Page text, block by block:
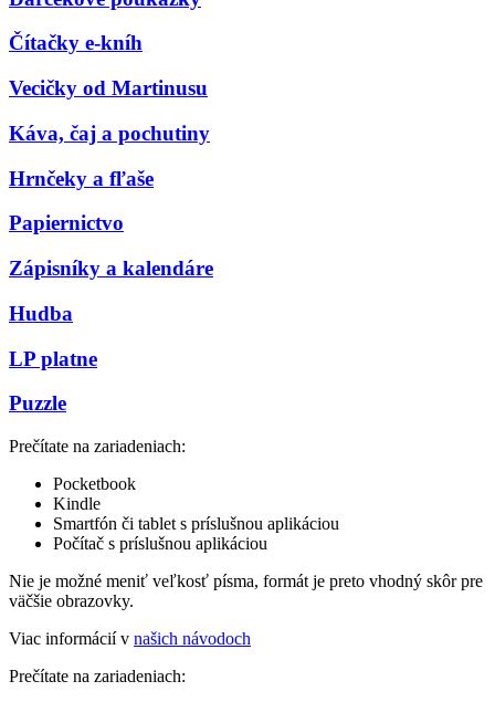
Čítačky e-kníh
Vecičky od Martinusu
Káva, čaj a pochutiny
Hrnčeky a fľaše
Papiernictvo
Zápisníky a kalendáre
Hudba
LP platne
Puzzle
Prečítate na zariadeniach:
Pocketbook
Kindle
Smartfón či tablet s príslušnou aplikáciou
Počítač s príslušnou aplikáciou
Nie je možné meniť veľkosť písma, formát je preto vhodný skôr pre
väčšie obrazovky.
Viac informácií v našich návodoch
Prečítate na zariadeniach: